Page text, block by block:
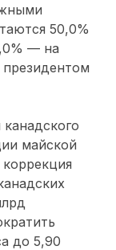
50,0%
— на
майской
до 5,90